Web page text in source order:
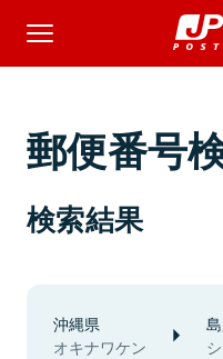
郵便番号
検索結果
沖縄県
オキナワケン